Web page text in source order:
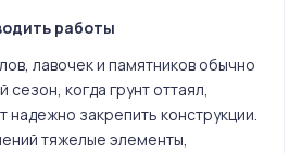
работы
лавочек и памятников обычно
сезон, когда грунт оттаял,
надежно закрепить конструкции.
тяжелые элементы,